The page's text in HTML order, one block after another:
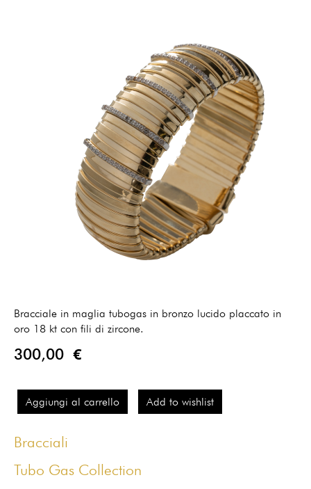
Bracciale in maglia tubogas in bronzo lucido placcato in
oro 18 kt con fili di zircone.
300,00 €
Aggiungi al carrello Add to wishlist
Bracciali
Tubo Gas Collection